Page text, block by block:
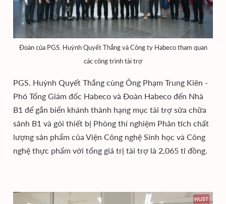
Đoàn của PGS. Huỳnh Quyết Thắng và Công ty Habeco tham quan
các công trình tài trợ
PGS. Huỳnh Quyết Thắng cùng Ông Phạm Trung Kiên -
Phó Tổng Giám đốc Habeco và Đoàn Habeco đến Nhà
B1 để gắn biển khánh thành hạng mục tài trợ sửa chữa
sảnh B1 và gói thiết bị Phòng thí nghiệm Phân tích chất
lượng sản phẩm của Viện Công nghệ Sinh học và Công
nghệ thực phẩm với tổng giá trị tài trợ là 2,065 tỉ đồng.